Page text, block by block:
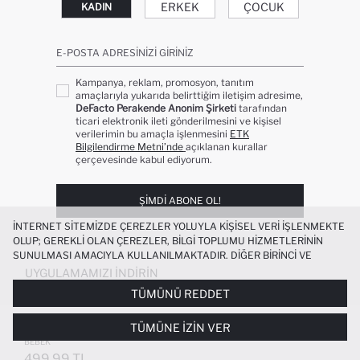
BISIKLET YAKA DINOZOR BASKILI İÇI
YUMUŞAK TÜYLÜ SWEATSHIRT ERKEK
BEBEK
KADIN ERKEK ÇOCUK
E-POSTA ADRESINIZI GIRINIZ
Kampanya, reklam, promosyon, tanıtım
amaçlarıyla yukarıda belirttiğim iletişim adresime,
DeFacto Perakende Anonim Şirketi tarafından
ticari elektronik ileti gönderilmesini ve kişisel
verilerimin bu amaçla işlenmesini ETK
Bilgilendirme Metni’nde açıklanan kurallar
çerçevesinde kabul ediyorum.
ŞIMDI ABONE OL!
UYGULAMAMIZI İNDIRIN
İNTERNET SITEMIZDE ÇEREZLER YOLUYLA KIŞISEL VERI IŞLENMEKTE
OLUP; GEREKLI OLAN ÇEREZLER, BILGI TOPLUMU HIZMETLERININ
SUNULMASI AMACIYLA KULLANILMAKTADIR. DIĞER BIRINCI VE
ÜÇÜNCÜ TARAF ÇEREZLER ISE SIZE DAHA IYI BIR ALIŞVERIŞ
DENEYIMI SUNULABILMESI, SITEMIZIN DAHA IŞLEVSEL KILINMASI VE
KIŞISELLEŞTIRMESI VE AÇIK RIZA VERMENIZ HALINDE, SIZLERE
YÖNELIK PAZARLAMA FAALIYETLERININ YAPILMASI AMAÇLARIYLA
SINIRLI OLARAK KULLANILACAKTIR. ÇEREZLERE DAIR TERCIHLERINIZI
ÇEREZ TERCIHLERIPANELI ARACILIĞIYLA HER ZAMAN YÖNETEBILIR,
ÇEREZLERLE ILGILI DAHA DETAYLI BILGIYE
TÜMÜNÜ REDDET
TÜMÜNE İZIN VER